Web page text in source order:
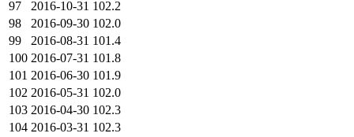
97
2016-10-31 102.2
98
2016-09-30 102.0
99
2016-08-31 101.4
100 2016-07-31 101.8
101 2016-06-30 101.9
102 2016-05-31 102.0
103 2016-04-30 102.3
104 2016-03-31 102.3